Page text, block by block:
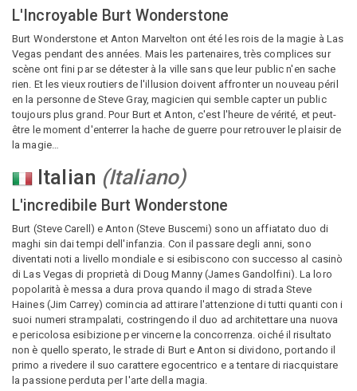
L'Incroyable Burt Wonderstone
Burt Wonderstone et Anton Marvelton ont été les rois de la magie à Las
Vegas pendant des années. Mais les partenaires, très complices sur
scène ont fini par se détester à la ville sans que leur public n'en sache
rien. Et les vieux routiers de l'illusion doivent affronter un nouveau péril
en la personne de Steve Gray, magicien qui semble capter un public
toujours plus grand. Pour Burt et Anton, c'est l'heure de vérité, et peut-
être le moment d'enterrer la hache de guerre pour retrouver le plaisir de
la magie…
Italian (Italiano)
L'incredibile Burt Wonderstone
Burt (Steve Carell) e Anton (Steve Buscemi) sono un affiatato duo di
maghi sin dai tempi dell'infanzia. Con il passare degli anni, sono
diventati noti a livello mondiale e si esibiscono con successo al casinò
di Las Vegas di proprietà di Doug Manny (James Gandolfini). La loro
popolarità è messa a dura prova quando il mago di strada Steve
Haines (Jim Carrey) comincia ad attirare l'attenzione di tutti quanti con i
suoi numeri strampalati, costringendo il duo ad architettare una nuova
e pericolosa esibizione per vincerne la concorrenza. oiché il risultato
non è quello sperato, le strade di Burt e Anton si dividono, portando il
primo a rivedere il suo carattere egocentrico e a tentare di riacquistare
la passione perduta per l'arte della magia.